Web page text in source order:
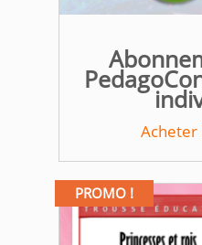
Acheter
PROMO !